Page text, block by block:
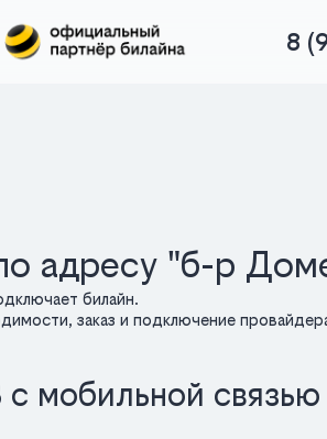
8
адресу "б-р
билайн.
заказ и подключение
мобильной связью